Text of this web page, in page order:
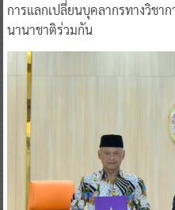
การแลกเปลี่ยนบุคลากรทางวิชา
นานาชาติร่วมกัน